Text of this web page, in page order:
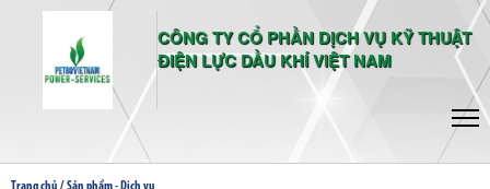
CÔNG TY CỔ PHẦN DỊCH VỤ KỸ THUẬT
ĐIỆN LỰC DẦU KHÍ VIỆT NAM
/